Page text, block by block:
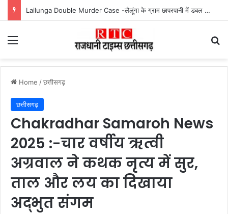
Mahtari Vandan 30th Installment : महतारी वंदन योजना की 30वीं किस्त जारी, ऐसे करें भुगतान स्टेटस चेक
Menu
Home /छत्तीसगढ़
छत्तीसगढ़
Chakradhar Samaroh News
2025 :-चार वर्षीय ऋत्वी
अग्रवाल ने कथक नृत्य में सुर,
ताल और लय का दिखाया
अद्भुत संगम